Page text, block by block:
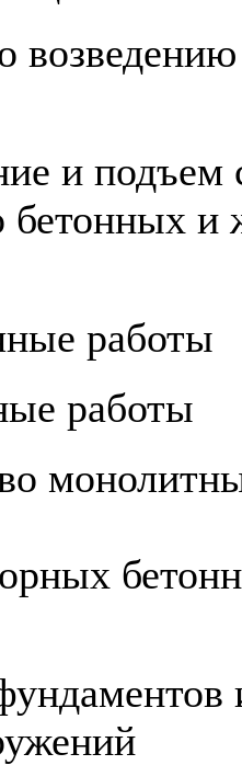
и подъем
бетонных
работы
работы